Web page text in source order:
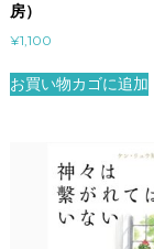
房）
¥1,100
お買い物カゴに追加